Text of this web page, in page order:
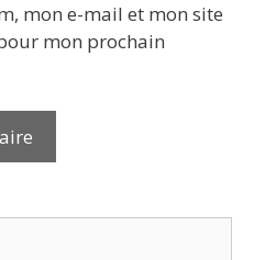
mon e-mail et mon site
mon prochain